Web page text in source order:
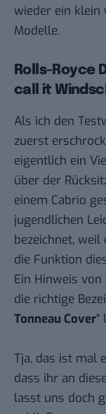
wieder ein klein
Modelle.
Rolls-Royce
call it
Als ich den
zuerst
eigentlich ein
über der
einem Cabrio
jugendlichen
bezeichnet,
die Funktion
Ein Hinweis
die richtige
Tonneau Cover“
Tja, das ist mal
dass ihr an
lasst uns doch